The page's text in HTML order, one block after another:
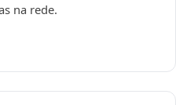
na rede.